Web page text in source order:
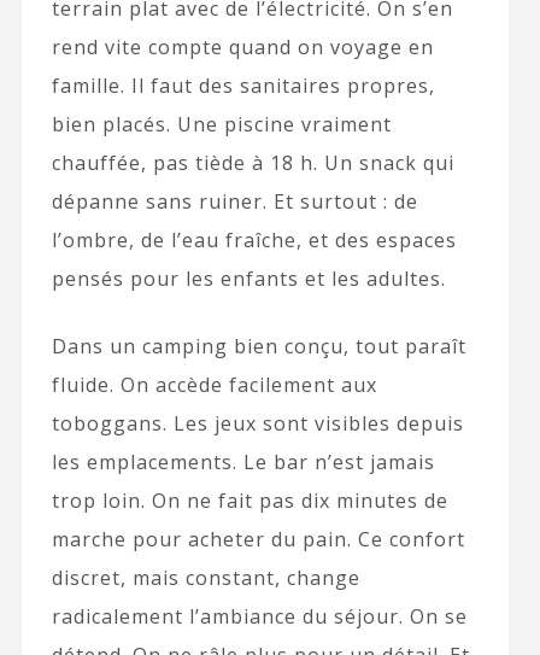
terrain plat avec de l’électricité. On s’en
rend vite compte quand on voyage en
famille. Il faut des sanitaires propres,
bien placés. Une piscine vraiment
chauffée, pas tiède à 18 h. Un snack qui
dépanne sans ruiner. Et surtout : de
l’ombre, de l’eau fraîche, et des espaces
pensés pour les enfants et les adultes.
Dans un camping bien conçu, tout paraît
fluide. On accède facilement aux
toboggans. Les jeux sont visibles depuis
les emplacements. Le bar n’est jamais
trop loin. On ne fait pas dix minutes de
marche pour acheter du pain. Ce confort
discret, mais constant, change
radicalement l’ambiance du séjour. On se